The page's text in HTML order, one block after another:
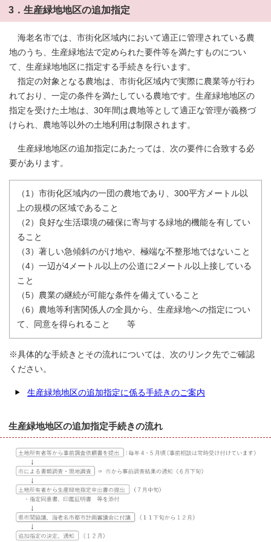
3．生産緑地地区の追加指定
海老名市では、市街化区域内において適正に管理されている農
地のうち、生産緑地法で定められた要件等を満たすものについ
て、生産緑地地区に指定する手続きを行います。
指定の対象となる農地は、市街化区域内で実際に農業等が行わ
れており、一定の条件を満たしている農地です。生産緑地地区の
指定を受けた土地は、30年間は農地等として適正な管理が義務づ
けられ、農地等以外の土地利用は制限されます。
生産緑地地区の追加指定にあたっては、次の要件に合致する必
要があります。
（1）市街化区域内の一団の農地であり、300平方メートル以
上の規模の区域であること
（2）良好な生活環境の確保に寄与する緑地的機能を有してい
ること
（3）著しい急傾斜のがけ地や、極端な不整形地ではないこと
（4）一辺が4メートル以上の公道に2メートル以上接している
こと
（5）農業の継続が可能な条件を備えていること
（6）農地等利害関係人の全員から、生産緑地への指定につい
て、同意を得られること 等
※具体的な手続きとその流れについては、次のリンク先でご確認
ください。
生産緑地地区の追加指定に係る手続きのご案内
生産緑地地区の追加指定手続きの流れ